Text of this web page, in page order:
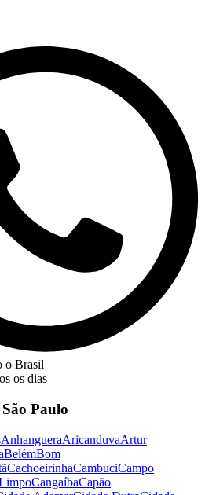
o Brasil
os dias
Paulo
AnhangueraAricanduvaArtur
BelémBom
CachoeirinhaCambuciCampo
CangaíbaCapão